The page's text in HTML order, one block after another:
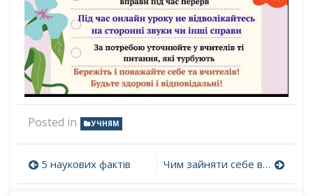
Posted in УЧНЯМ
Навігація
5 наукових фактів Чим зайняти себе в укритті